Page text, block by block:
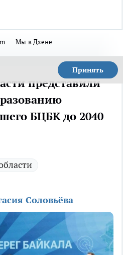
Мы в Дзене
Принять
представили
БЦБК до 2040
Соловьёва